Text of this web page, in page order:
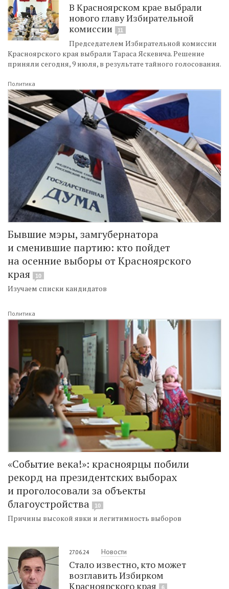
В Красноярском крае выбрали
нового главу Избирательной
комиссии
11
Председателем Избирательной комиссии
Красноярского края выбрали Тараса Яскевича. Решение
приняли сегодня, 9 июля, в результате тайного голосования.
Политика
Бывшие мэры, замгубернатора
и сменившие партию: кто пойдет
на осенние выборы от Красноярского
края
10
Изучаем списки кандидатов
Политика
«Событие века!»: красноярцы побили
рекорд на президентских выборах
и проголосовали за объекты
благоустройства
10
Причины высокой явки и легитимность выборов
27.06.24 Новости
Стало известно, кто может
возглавить Избирком
Красноярского края
6